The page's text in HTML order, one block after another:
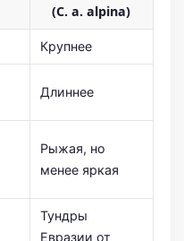
(C. a. alpina)
Крупнее
Длиннее
Рыжая, но
менее яркая
Тундры
Евразии от